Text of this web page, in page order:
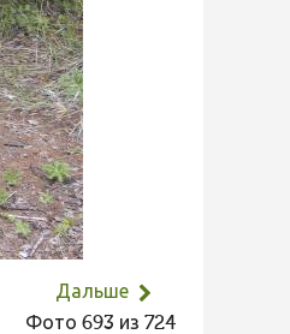
Дальше
Фото 693 из 724